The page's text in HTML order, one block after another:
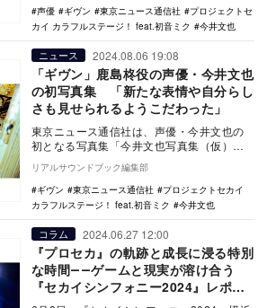
声優
ギヴン 東京ニュース通信社
プロジェクトセ
カイ カラフルステージ！ feat.初音ミク
今井文也
ニュース 2024.08.06 19:08
「ギヴン」鹿島柊役の声優・今井文也
の初写真集 「新たな表情や自分らし
さも見せられるようこだわった」
東京ニュース通信社は、声優・今井文也の
初となる写真集「今井文也写真集（仮）」
を2024年9月30日（月）に発売することを
発表した…
リアルサウンドブック編集部
ギヴン
東京ニュース通信社
プロジェクトセカイ
カラフルステージ！ feat.初音ミク
今井文也
コラム 2024.06.27 12:00
『プロセカ』の軌跡と成長に浸る特別
な時間――ゲームと現実が溶け合う
『セカイシンフォニー2024』レポー
ト